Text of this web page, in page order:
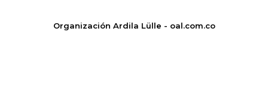
Organización Ardila Lülle - oal.com.co